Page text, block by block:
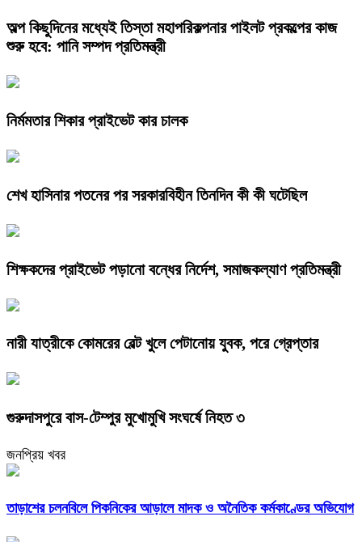
অল্প কিছুদিনের মধ্যেই তিস্তা মহাপরিকল্পনার পাইলট প্রকল্পের কাজ
শুরু হবে: পানি সম্পদ প্রতিমন্ত্রী
নির্মমতার শিকার প্রাইভেট কার চালক
শেখ হাসিনার পতনের পর সরকারবিহীন তিনদিন কী কী ঘটেছিল
শিক্ষকদের প্রাইভেট পড়ানো বন্ধের নির্দেশ, সমাজকল্যাণ প্রতিমন্ত্রী
নারী যাত্রীকে কোমরের বেল্ট খুলে পেটানোয় যুবক, পরে গ্রেপ্তার
গুরুদাসপুরে বাস-টেম্পুর মুখোমুখি সংঘর্ষে নিহত ৩
জনপ্রিয় খবর
তাড়াশের চলনবিলে পিকনিকের আড়ালে মাদক ও অনৈতিক কর্মকাণ্ডের অভিযোগ